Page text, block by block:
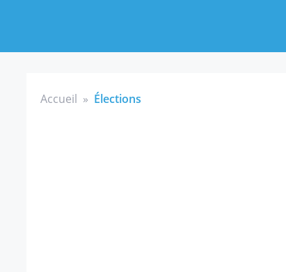
Accueil » Élections